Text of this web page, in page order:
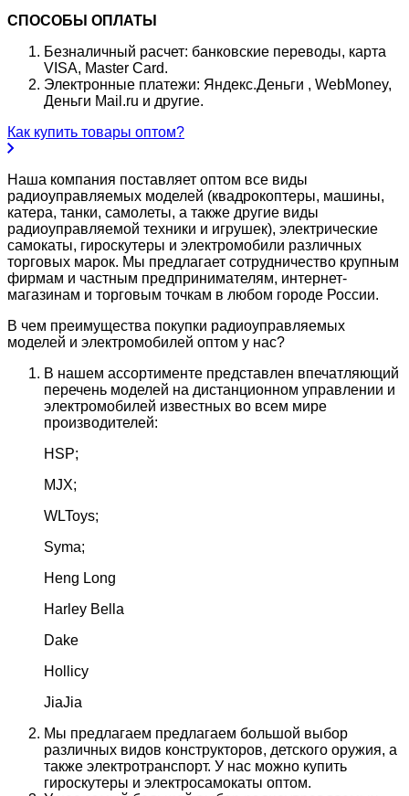
СПОСОБЫ ОПЛАТЫ
Безналичный расчет: банковские переводы, карта
VISA, Master Card.
Электронные платежи: Яндекс.Деньги , WebMoney,
Деньги Mail.ru и другие.
Как купить товары оптом?
Наша компания поставляет оптом все виды
радиоуправляемых моделей (квадрокоптеры, машины,
катера, танки, самолеты, а также другие виды
радиоуправляемой техники и игрушек), электрические
самокаты, гироскутеры и электромобили различных
торговых марок. Мы предлагает сотрудничество крупным
фирмам и частным предпринимателям, интернет-
магазинам и торговым точкам в любом городе России.
В чем преимущества покупки радиоуправляемых
моделей и электромобилей оптом у нас?
В нашем ассортименте представлен впечатляющий
перечень моделей на дистанционном управлении и
электромобилей известных во всем мире
производителей:
HSP;
MJX;
WLToys;
Syma;
Heng Long
Harley Bella
Dake
Hollicy
JiaJia
Мы предлагаем предлагаем большой выбор
различных видов конструкторов, детского оружия, а
также электротранспорт. У нас можно купить
гироскутеры и электросамокаты оптом.